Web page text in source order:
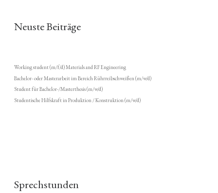
Neuste Beiträge
Working student (m/f/d) Materials and RF Engineering
Bachelor- oder Masterarbeit im Bereich Rührreibschweißen (m/w/d)
Student für Bachelor-/Masterthesis (m/w/d)
Studentische Hilfskraft in Produktion / Konstruktion (m/w/d)
Sprechstunden